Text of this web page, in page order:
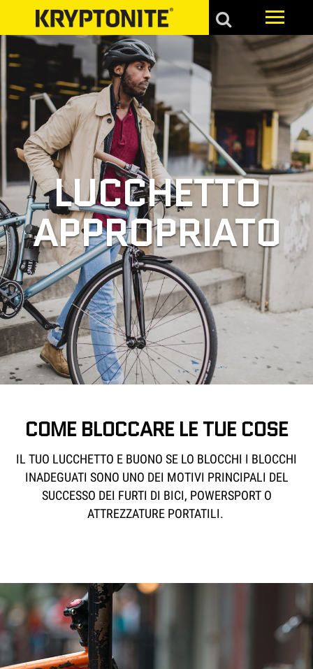
LUCCHETTO
APPROPRIATO
COME BLOCCARE LE TUE COSE
IL TUO LUCCHETTO E BUONO SE LO BLOCCHI I BLOCCHI
INADEGUATI SONO UNO DEI MOTIVI PRINCIPALI DEL
SUCCESSO DEI FURTI DI BICI, POWERSPORT O
ATTREZZATURE PORTATILI.